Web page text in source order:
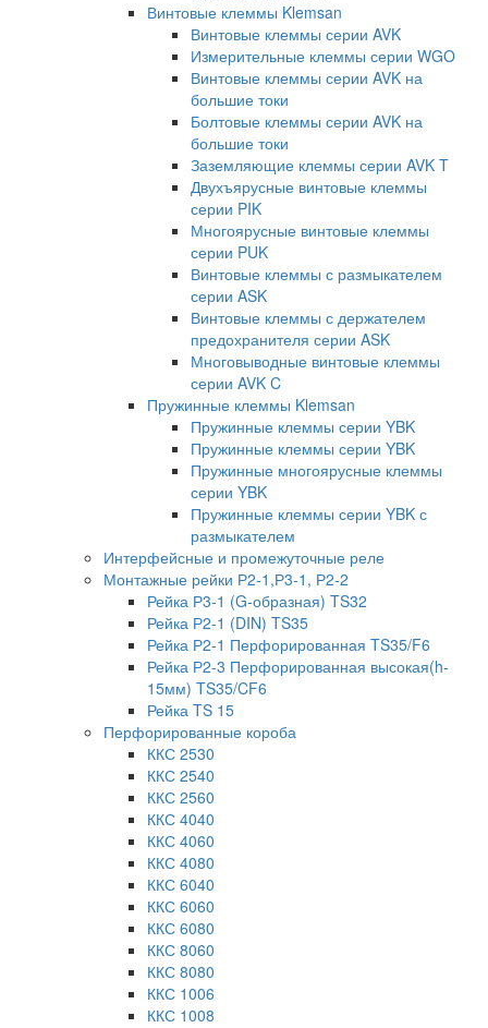
Винтовые клеммы Klemsan
Винтовые клеммы серии AVK
Измерительные клеммы серии WGO
Винтовые клеммы серии AVK на
большие токи
Болтовые клеммы серии AVK на
большие токи
Заземляющие клеммы серии AVK T
Двухъярусные винтовые клеммы
серии PIK
Многоярусные винтовые клеммы
серии PUK
Винтовые клеммы с размыкателем
серии ASK
Винтовые клеммы с держателем
предохранителя серии ASK
Многовыводные винтовые клеммы
серии AVK C
Пружинные клеммы Klemsan
Пружинные клеммы серии YBK
Пружинные клеммы серии YBK
Пружинные многоярусные клеммы
серии YBK
Пружинные клеммы серии YBK с
размыкателем
Интерфейсные и промежуточные реле
Монтажные рейки Р2-1,Р3-1, Р2-2
Рейка Р3-1 (G-образная) TS32
Рейка Р2-1 (DIN) TS35
Рейка Р2-1 Перфорированная TS35/F6
Рейка Р2-3 Перфорированная высокая(h-
15мм) TS35/CF6
Рейка TS 15
Перфорированные короба
ККС 2530
ККС 2540
ККС 2560
ККС 4040
ККС 4060
ККС 4080
ККС 6040
ККС 6060
ККС 6080
ККС 8060
ККС 8080
ККС 1006
ККС 1008